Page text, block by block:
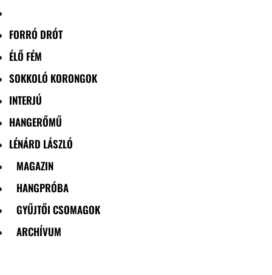
FORRÓ DRÓT
ÉLŐ FÉM
SOKKOLÓ KORONGOK
INTERJÚ
HANGERŐMŰ
LÉNÁRD LÁSZLÓ
MAGAZIN
HANGPRÓBA
GYŰJTŐI CSOMAGOK
ARCHÍVUM